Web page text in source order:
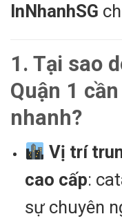
InNhanhSG
1. Tại sao
Quận 1
nhanh?
Vị trí
cao cấp:
sự chuyên